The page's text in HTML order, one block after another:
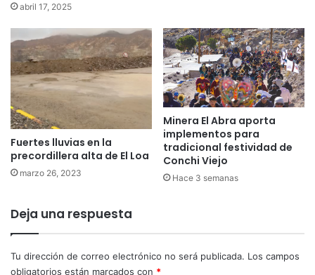
abril 17, 2025
Fuertes lluvias en la
precordillera alta de El Loa
marzo 26, 2023
Minera El Abra aporta
implementos para
tradicional festividad de
Conchi Viejo
Hace 3 semanas
Deja una respuesta
Tu dirección de correo electrónico no será publicada. Los campos
obligatorios están marcados con *